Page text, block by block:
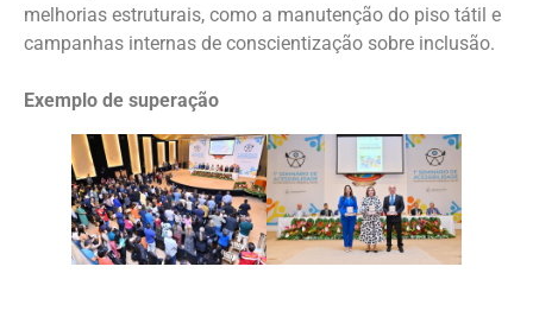
melhorias estruturais, como a manutenção do piso tátil e
campanhas internas de conscientização sobre inclusão.
Exemplo de superação